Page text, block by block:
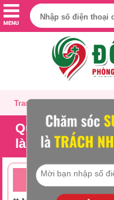
Trang chủ
Quan hệ ngày
là gì?
TƯ VẤN ONLINE